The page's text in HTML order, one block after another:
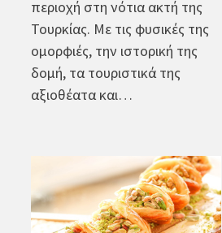
περιοχή στη νότια ακτή της
Τουρκίας. Με τις φυσικές της
ομορφιές, την ιστορική της
δομή, τα τουριστικά της
αξιοθέατα και…